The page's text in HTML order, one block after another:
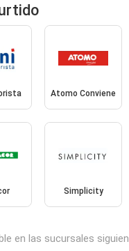
Atomo Conviene
Simplicity
en las sucursales